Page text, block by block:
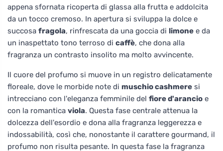
appena sfornata ricoperta di glassa alla frutta e addolcita
da un tocco cremoso. In apertura si sviluppa la dolce e
succosa fragola, rinfrescata da una goccia di limone e da
un inaspettato tono terroso di caffè, che dona alla
fragranza un contrasto insolito ma molto avvincente.
Il cuore del profumo si muove in un registro delicatamente
floreale, dove le morbide note di muschio cashmere si
intrecciano con l'eleganza femminile del fiore d'arancio e
con la romantica viola. Questa fase centrale attenua la
dolcezza dell'esordio e dona alla fragranza leggerezza e
indossabilità, così che, nonostante il carattere gourmand, il
profumo non risulta pesante. In questa fase la fragranza